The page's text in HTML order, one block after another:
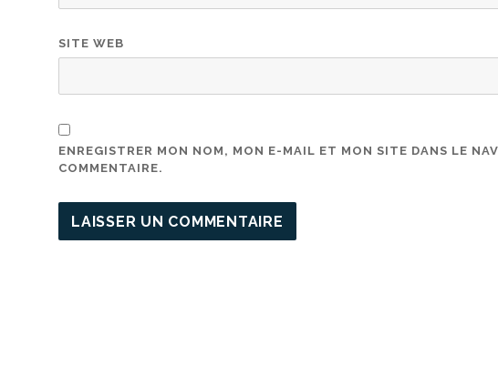
SITE WEB
ENREGISTRER MON NOM, MON E-MAIL ET MON SITE DANS LE
COMMENTAIRE.